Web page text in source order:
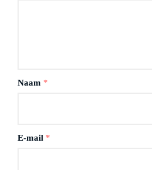
Naam *
E-mail *